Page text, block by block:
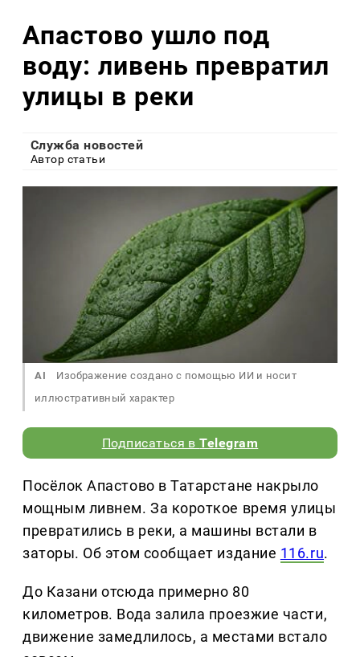
Апастово ушло под
воду: ливень превратил
улицы в реки
Служба новостей
Автор статьи
AI
Изображение создано с помощью ИИ и носит
иллюстративный характер
Подписаться вTelegram
Посёлок Апастово в Татарстане накрыло
мощным ливнем. За короткое время улицы
превратились в реки, а машины встали в
заторы. Об этом сообщает издание 116.ru.
До Казани отсюда примерно 80
километров. Вода залила проезжие части,
движение замедлилось, а местами встало